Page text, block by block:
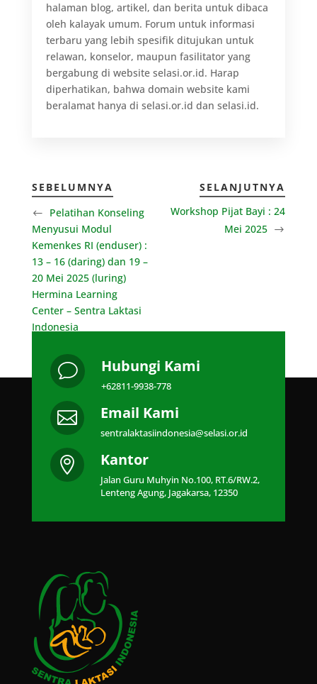
halaman blog, artikel, dan berita untuk dibaca
oleh kalayak umum. Forum untuk informasi
terbaru yang lebih spesifik ditujukan untuk
relawan, konselor, maupun fasilitator yang
bergabung di website selasi.or.id. Harap
diperhatikan, bahwa domain website kami
beralamat hanya di selasi.or.id dan selasi.id.
SEBELUMNYA
Pelatihan Konseling
Menyusui Modul
Kemenkes RI (enduser) :
13 – 16 (daring) dan 19 –
20 Mei 2025 (luring)
Hermina Learning
Center – Sentra Laktasi
Indonesia
SELANJUTNYA
Workshop Pijat Bayi : 24
Mei 2025
v Hubungi Kami
+62811-9938-778
 Email Kami
sentralaktasiindonesia@selasi.or.id
 Kantor
Jalan Guru Muhyin No.100, RT.6/RW.2,
Lenteng Agung, Jagakarsa, 12350